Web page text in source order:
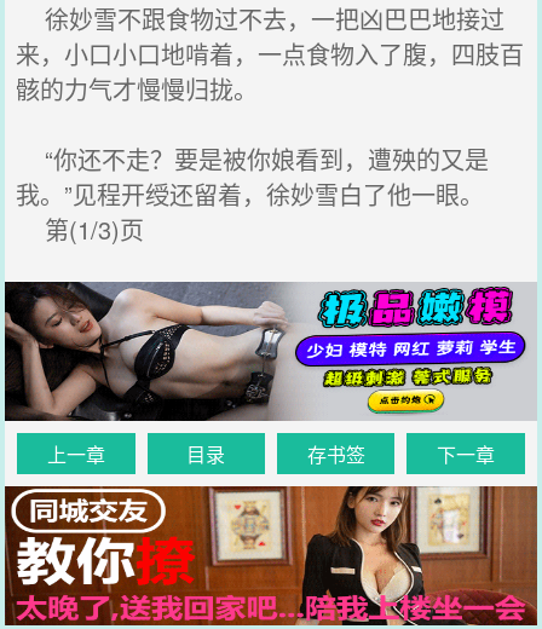
徐妙雪不跟食物过不去，一把凶巴巴地接过
来，小口小口地啃着，一点食物入了腹，四肢百
骸的力气才慢慢归拢。
“你还不走？要是被你娘看到，遭殃的又是
我。”见程开绶还留着，徐妙雪白了他一眼。
第(1/3)页
上一章 目录 存书签 下一章